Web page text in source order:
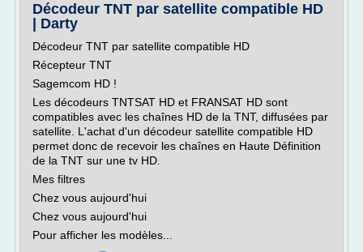
Décodeur TNT par satellite compatible HD
| Darty
Décodeur TNT par satellite compatible HD
Récepteur TNT
Sagemcom HD !
Les décodeurs TNTSAT HD et FRANSAT HD sont
compatibles avec les chaînes HD de la TNT, diffusées par
satellite. L'achat d'un décodeur satellite compatible HD
permet donc de recevoir les chaînes en Haute Définition
de la TNT sur une tv HD.
Mes filtres
Chez vous aujourd'hui
Chez vous aujourd'hui
Pour afficher les modèles...